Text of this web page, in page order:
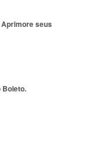
seus
Boleto.